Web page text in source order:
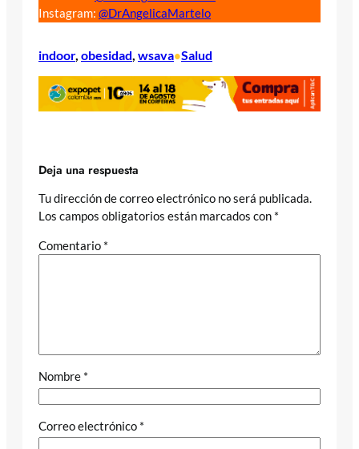
Instagram: @DrAngelicaMartelo
indoor, obesidad wsava•Salud
Deja una respuesta
Tu dirección de correo electrónico no será publicada.
Los campos obligatorios están marcados con *
Comentario *
Nombre *
Correo electrónico *